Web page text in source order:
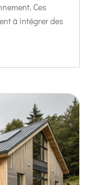
Ces
à intégrer des